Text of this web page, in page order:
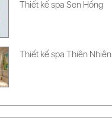
Thiết kế spa Sen Hồng
Thiết kế spa Thiên Nhiên